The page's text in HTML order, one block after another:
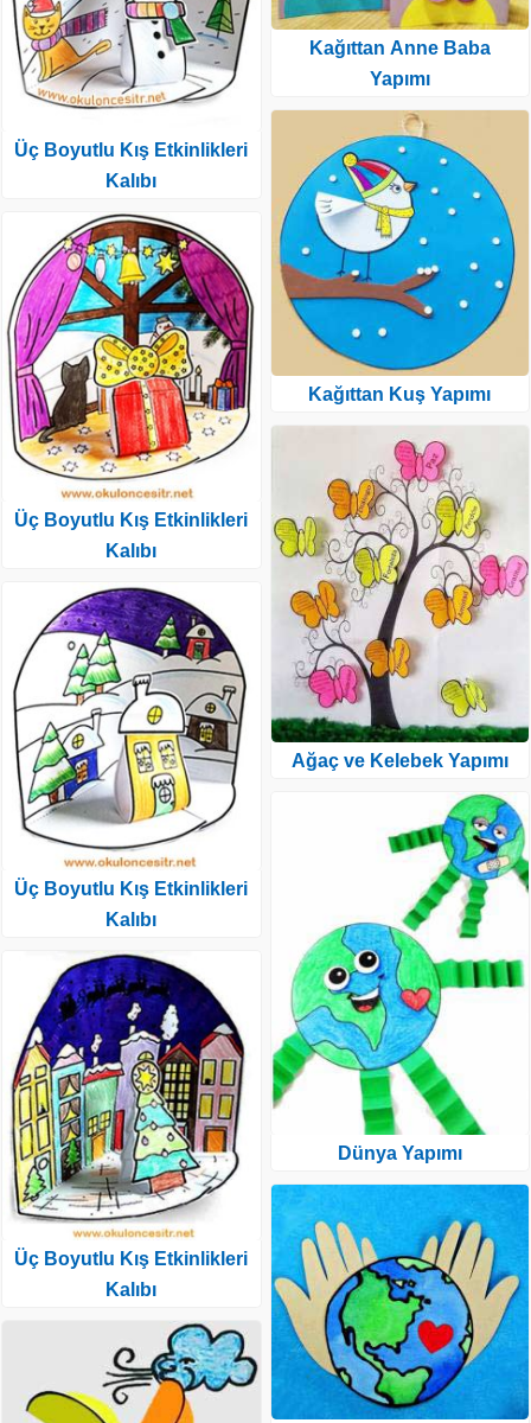
Üç Boyutlu Kış Etkinlikleri
Kalıbı
Üç Boyutlu Kış Etkinlikleri
Kalıbı
Üç Boyutlu Kış Etkinlikleri
Kalıbı
Üç Boyutlu Kış Etkinlikleri
Kalıbı
Kağıttan Anne Baba
Yapımı
Kağıttan Kuş Yapımı
Ağaç ve Kelebek Yapımı
Dünya Yapımı